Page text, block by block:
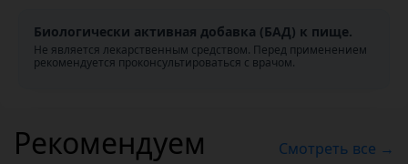
Биологически активная добавка (БАД) к пище.
Не является лекарственным средством. Перед применением
рекомендуется проконсультироваться с врачом.
Рекомендуем Смотреть все →